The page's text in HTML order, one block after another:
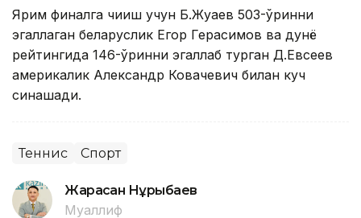
Ярим финалга чиқиш учун Б.Жуқаев 503-ўринни
эгаллаган беларуслик Егор Герасимов ва дунё
рейтингида 146-ўринни эгаллаб турган Д.Евсеев
америкалик Александр Ковачевич билан куч
синашади.
Теннис Спорт
Жарасқан Нұрыбаев
Муаллиф